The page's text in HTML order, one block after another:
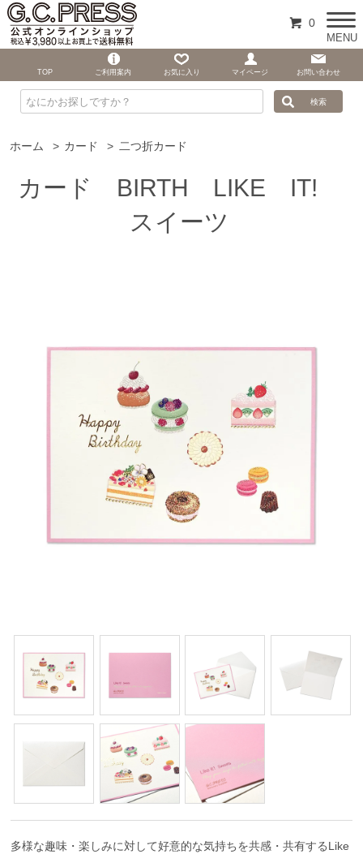
ホーム > カード > 二つ折カード
カード BIRTH LIKE IT!
スイーツ
多様な趣味・楽しみに対して好意的な気持ちを共感・共有するLike
0
MENU
TOP ご利用案内 お気に入り マイページ お問い合わせ